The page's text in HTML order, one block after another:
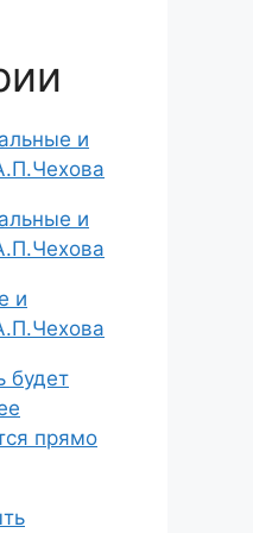
и
и
и
будет
прямо